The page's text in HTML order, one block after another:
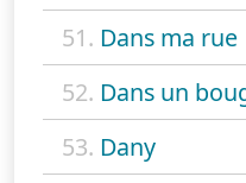
51. Dans ma rue
52. Dans un
53. Dany